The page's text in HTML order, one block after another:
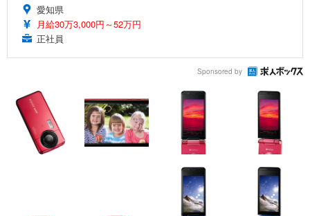
愛知県
月給30万3,000円～52万円
正社員
Sponsored by